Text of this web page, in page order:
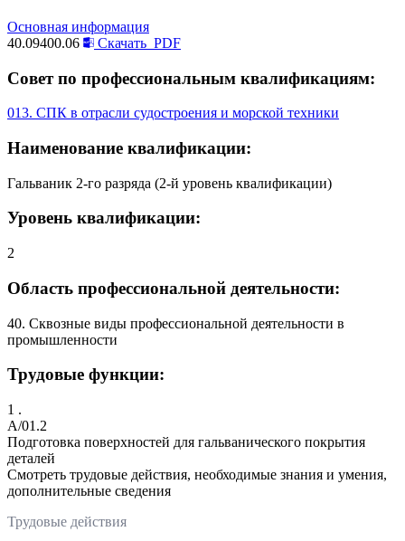
Основная информация
40.09400.06
Скачать PDF
Совет по профессиональным квалификациям:
013. СПК в отрасли судостроения и морской техники
Наименование квалификации:
Гальваник 2-го разряда (2-й уровень квалификации)
Уровень квалификации:
2
Область профессиональной деятельности:
40. Сквозные виды профессиональной деятельности в
промышленности
Трудовые функции:
1 .
A/01.2
Подготовка поверхностей для гальванического покрытия
деталей
Смотреть трудовые действия, необходимые знания и умения,
дополнительные сведения
Трудовые действия